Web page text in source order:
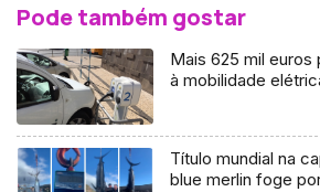
Pode também gostar
Mais 625 mil euros
à mobilidade
Título mundial na
blue merlin foge